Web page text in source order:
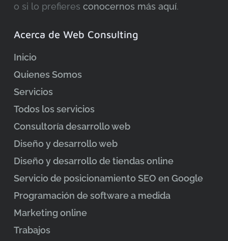
o si lo prefieres conocernos más aquí.
Acerca de Web Consulting
Inicio
Quienes Somos
Servicios
Todos los servicios
Consultoría desarrollo web
Diseño y desarrollo web
Diseño y desarrollo de tiendas online
Servicio de posicionamiento SEO en Google
Programación de software a medida
Marketing online
Trabajos